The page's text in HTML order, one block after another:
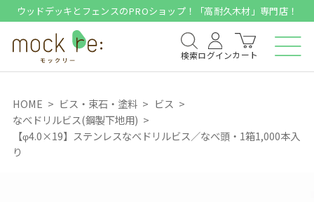
ウッドデッキとフェンスのPROショップ！「高耐久木材」専門店！
検索ログインカート
HOME ビス・束石・塗料
ビス
なべドリルビス(鋼製下地用)
【φ4.0×19】ステンレスなべドリルビス／なべ頭・1箱1,000本入
り